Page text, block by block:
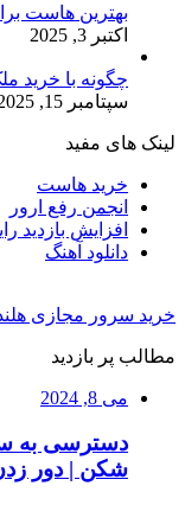
بهترین هاست
اکتبر 3, 2025
چگونه با خرید
سپتامبر 15, 2025
لینک های مفید
خرید هاست
انجمن رفع ارور
افزایش بازدید
دانلود آهنگ
خرید سرور مجازی
مطالب پر بازدید
می 8, 2024
دسترسی به
شکن | دور